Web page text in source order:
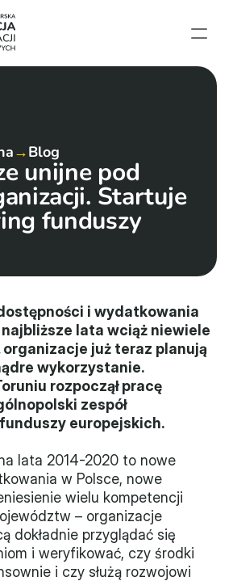
→Blog
unijne pod
Startuje
funduszy
i wydatkowania
lata wciąż niewiele
organizacje już teraz planują
wykorzystanie.
rozpoczął pracę
zespół
europejskich.
lata 2014-2020 to nowe
w Polsce, nowe
wielu kompetencji
– organizacje
dokładnie przyglądać się
i weryfikować, czy środki
i czy służą rozwojowi